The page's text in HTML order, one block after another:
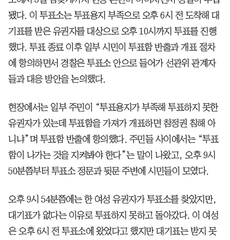
됐다. 이 투표소는 투표용지 부족으로 오후 6시 전 도착해 대
기표를 받은 유권자를 대상으로 오후 10시까지 투표를 진행
했다. 투표 종료 이후 일부 시민이 투표함 반출과 개표 절차
에 항의하면서 경찰은 투표소 안으로 들어가 선관위 관계자
들과 대응 방안을 논의했다.
현장에서는 일부 주민이 “투표용지가 부족해 투표하지 못한
유권자가 있는데 투표함을 가져가 개표하면 참정권 침해 아
니냐”며 투표함 반출에 항의했다. 주민들 사이에서는 “투표
함이 나가는 것을 지켜봐야 한다”는 말이 나왔고, 오후 9시
50분쯤부터 투표소 정문과 뒷문 주변에 시민들이 모였다.
오후 9시 54분쯤에는 한 여성 유권자가 투표소를 찾았지만,
대기표가 없다는 이유로 투표하지 못하고 돌아갔다. 이 여성
은 오후 6시 전 투표소에 왔었다고 했지만 대기표는 받지 못